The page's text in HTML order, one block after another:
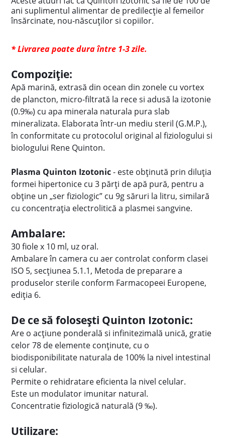
ani suplimentul alimentar de predilecție al femeilor
însărcinate, nou-născuților si copiilor.
* Livrarea poate dura între 1-3 zile.
Compoziție:
Apă marină, extrasă din ocean din zonele cu vortex
de plancton, micro-filtrată la rece si adusă la izotonie
(0.9‰) cu apa minerala naturala pura slab
mineralizata. Elaborata într-un mediu steril (G.M.P.),
în conformitate cu protocolul original al fiziologului si
biologului Rene Quinton.
Plasma Quinton Izotonic- este obținută prin diluția
formei hipertonice cu 3 părți de apă pură, pentru a
obține un „ser fiziologic” cu 9g săruri la litru, similară
cu concentrația electrolitică a plasmei sangvine.
Ambalare:
30 fiole x 10 ml, uz oral.
Ambalare în camera cu aer controlat conform clasei
ISO 5, secțiunea 5.1.1, Metoda de preparare a
produselor sterile conform Farmacopeei Europene,
ediţia 6.
De ce să folosești Quinton Izotonic:
Are o acțiune ponderală si infinitezimală unică, gratie
celor 78 de elemente conținute, cu o
biodisponibilitate naturala de 100% la nivel intestinal
si celular.
Permite o rehidratare eficienta la nivel celular.
Este un modulator imunitar natural.
Concentratie fiziologică naturală (9 ‰).
Utilizare: